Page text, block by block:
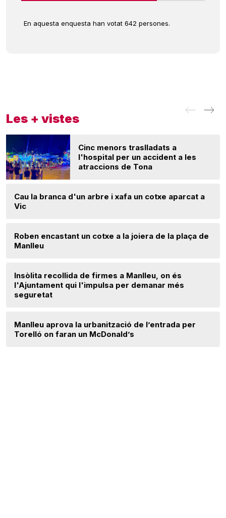
En aquesta enquesta han votat 642 persones.
Les + vistes
Cinc menors traslladats a
l'hospital per un accident a les
atraccions de Tona
Cau la branca d'un arbre i xafa un cotxe aparcat a
Vic
Roben encastant un cotxe a la joiera de la plaça de
Manlleu
Insòlita recollida de firmes a Manlleu, on és
l'Ajuntament qui l'impulsa per demanar més
seguretat
Manlleu aprova la urbanització de l’entrada per
Torelló on faran un McDonald’s